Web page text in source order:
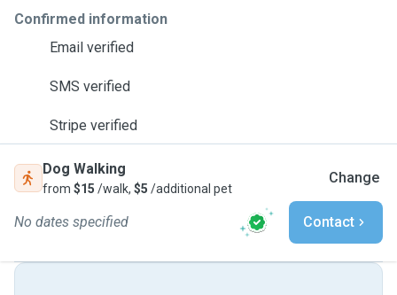
Confirmed information
Email verified
SMS verified
Stripe verified
Dog Walking
from $15 /walk, $5 /additional pet
Change
No dates specified Contact